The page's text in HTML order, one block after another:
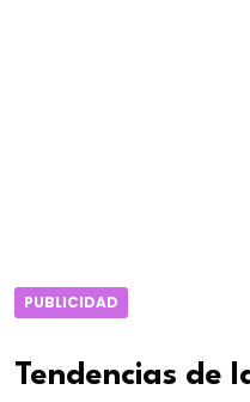
PUBLICIDAD
Tendencias de